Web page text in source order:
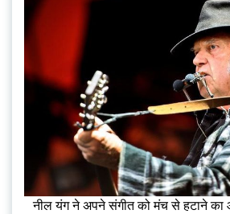
नील यंग ने अपने संगीत को मंच से हटाने का